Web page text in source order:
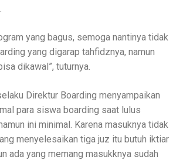
yang bagus, semoga nantinya tidak
yang digarap tahfidznya, namun
dikawal”, tuturnya.
Direktur Boarding menyampaikan
para siswa boarding saat lulus
ini minimal. Karena masuknya tidak
menyelesaikan tiga juz itu butuh iktiar
ada yang memang masukknya sudah